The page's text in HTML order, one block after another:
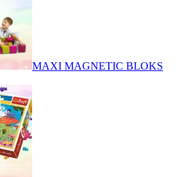
MAXI MAGNETIC BLOKS